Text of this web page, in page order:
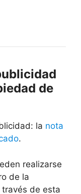
de
la nota
.
realizarse
de la
de esta